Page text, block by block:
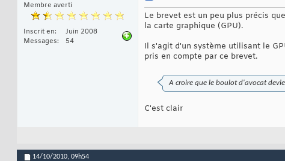
Membre averti
Inscrit en
Juin 2008
Messages
54
Le brevet est un peu plus précis
la carte graphique (GPU).
Il s'agit d'un système utilisant le
pris en compte par ce brevet.
A croire que le boulot d'avocat
C'est clair
14/10/2010, 09h54